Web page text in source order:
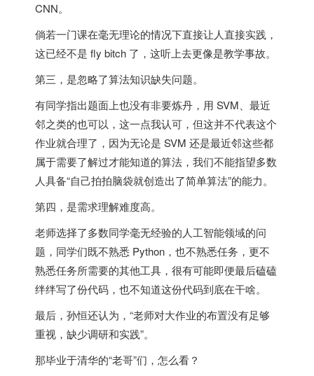
CNN。
倘若一门课在毫无理论的情况下直接让人直接实践，
这已经不是 fly bitch 了，这听上去更像是教学事故。
第三，是忽略了算法知识缺失问题。
有同学指出题面上也没有非要炼丹，用 SVM、最近
邻之类的也可以，这一点我认可，但这并不代表这个
作业就合理了，因为无论是 SVM 还是最近邻这些都
属于需要了解过才能知道的算法，我们不能指望多数
人具备“自己拍拍脑袋就创造出了简单算法”的能力。
第四，是需求理解难度高。
老师选择了多数同学毫无经验的人工智能领域的问
题，同学们既不熟悉 Python，也不熟悉任务，更不
熟悉任务所需要的其他工具，很有可能即便最后磕磕
绊绊写了份代码，也不知道这份代码到底在干啥。
最后，孙恒还认为，“老师对大作业的布置没有足够
重视，缺少调研和实践”。
那毕业于清华的“老哥”们，怎么看？